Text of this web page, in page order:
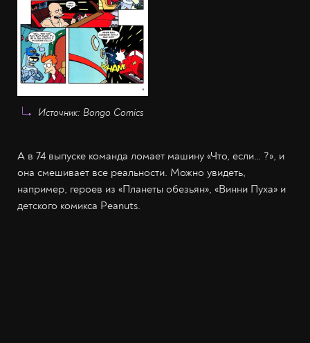
Источник: Bongo Comics
А в 74 выпуске команда ломает машину «Что, если… ?», и
она смешивает все реальности. Можно увидеть,
например, героев из «Планеты обезьян», «Винни Пуха» и
детского комикса Peanuts.